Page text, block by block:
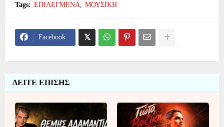
Tags: ΕΠΙΛΕΓΜΕΝΑ ΜΟΥΣΙΚΗ
Facebook
ΔΕΙΤΕ ΕΠΙΣΗΣ